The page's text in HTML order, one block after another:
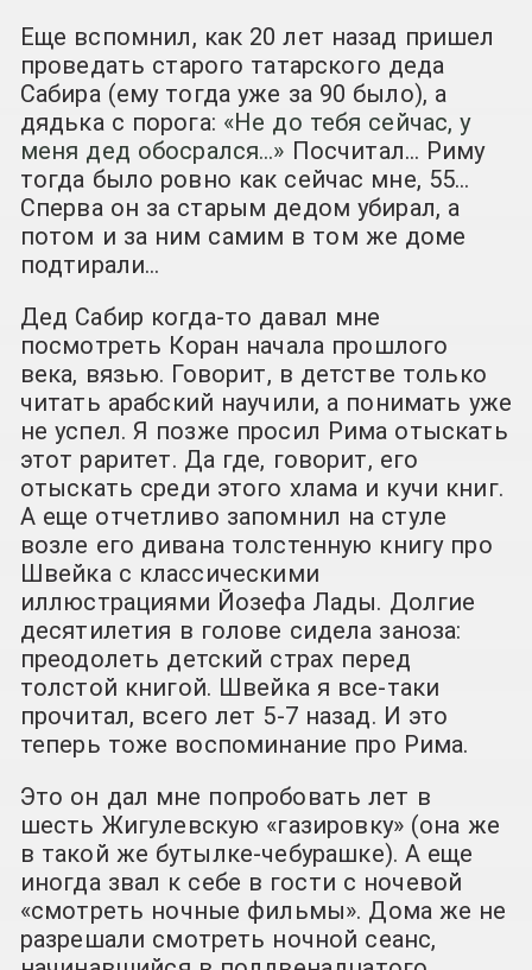
Еще вспомнил, как 20 лет назад пришел
проведать старого татарского деда
Сабира (ему тогда уже за 90 было), а
дядька с порога: «Не до тебя сейчас, у
меня дед обосрался…» Посчитал… Риму
тогда было ровно как сейчас мне, 55…
Сперва он за старым дедом убирал, а
потом и за ним самим в том же доме
подтирали…
Дед Сабир когда-то давал мне
посмотреть Коран начала прошлого
века, вязью. Говорит, в детстве только
читать арабский научили, а понимать уже
не успел. Я позже просил Рима отыскать
этот раритет. Да где, говорит, его
отыскать среди этого хлама и кучи книг.
А еще отчетливо запомнил на стуле
возле его дивана толстенную книгу про
Швейка с классическими
иллюстрациями Йозефа Лады. Долгие
десятилетия в голове сидела заноза:
преодолеть детский страх перед
толстой книгой. Швейка я все-таки
прочитал, всего лет 5-7 назад. И это
теперь тоже воспоминание про Рима.
Это он дал мне попробовать лет в
шесть Жигулевскую «газировку» (она же
в такой же бутылке-чебурашке). А еще
иногда звал к себе в гости с ночевой
«смотреть ночные фильмы». Дома же не
разрешали смотреть ночной сеанс,